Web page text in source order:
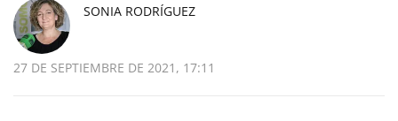
SONIA RODRÍGUEZ
27 DE SEPTIEMBRE DE 2021, 17:11